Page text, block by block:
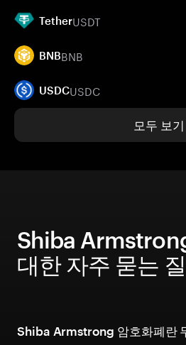
TetherUSDT
BNBBNB
USDCUSDC
모두 보기
Shiba
대한 자주 묻는
Shiba Armstrong 암호화폐란